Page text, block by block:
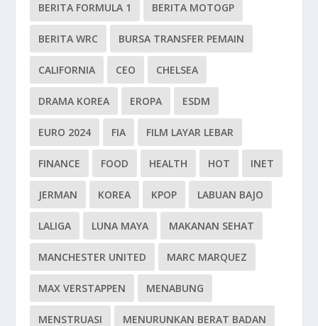
BERITA FORMULA 1 BERITA MOTOGP
BERITA WRC BURSA TRANSFER PEMAIN
CALIFORNIA CEO CHELSEA
DRAMA KOREA EROPA ESDM
EURO 2024 FIA FILM LAYAR LEBAR
FINANCE FOOD HEALTH HOT INET
JERMAN KOREA KPOP LABUAN BAJO
LALIGA LUNA MAYA MAKANAN SEHAT
MANCHESTER UNITED MARC MARQUEZ
MAX VERSTAPPEN MENABUNG
MENSTRUASI MENURUNKAN BERAT BADAN